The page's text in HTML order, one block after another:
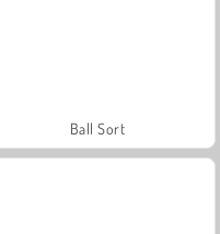
Ball Sort